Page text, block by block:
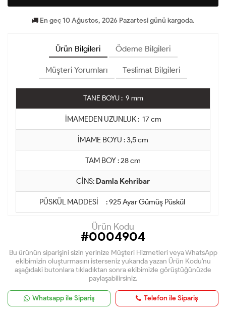
En geç 10 Ağustos, 2026 Pazartesi günü kargoda.
Ürün Bilgileri Ödeme Bilgileri
Müşteri Yorumları Teslimat Bilgileri
TANE BOYU : 9 mm
İMAMEDEN UZUNLUK : 17 cm
İMAME BOYU : 3,5 cm
TAM BOY : 28 cm
CİNS: Damla Kehribar
PÜSKÜL MADDESİ : 925 Ayar Gümüş Püskül
Ürün Kodu
#0004904
Bu ürünün siparişini sizin yerinize Müşteri Hizmetleri veya WhatsApp
ekibimizin oluşturmasını isterseniz yukarıda yazan Ürün Kodu'nu
aşağıdaki butonlara tıkladıktan sonra ekibimizle görüştüğünüzde
paylaşabilirsiniz.
Whatsapp ile Sipariş Telefon ile Sipariş